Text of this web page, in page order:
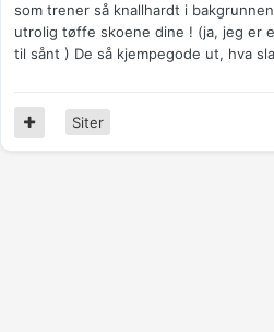
som trener så knallhardt i
utrolig tøffe skoene dine ! (ja, jeg er
til sånt ) De så kjempegode ut, hva
Siter